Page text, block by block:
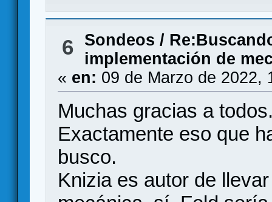
6 Sondeos /
implementación de
« en: 09 de Marzo de 2022,
Muchas gracias a
Exactamente eso que
busco.
Knizia es autor de